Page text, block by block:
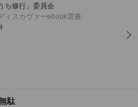
ち修行」委員会
ィスカヴァーebook選書
駄